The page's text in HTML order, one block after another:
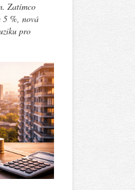
Zatímco
5 %, nová
pro